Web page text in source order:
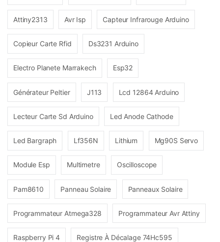
Attiny2313 Avr Isp Capteur Infrarouge Arduino
Copieur Carte Rfid Ds3231 Arduino
Electro Planete Marrakech Esp32
Générateur Peltier J113 Lcd 12864 Arduino
Lecteur Carte Sd Arduino Led Anode Cathode
Led Bargraph Lf356N Lithium Mg90S Servo
Module Esp Multimetre Oscilloscope
Pam8610 Panneau Solaire Panneaux Solaire
Programmateur Atmega328 Programmateur Avr Attiny
Raspberry Pi 4 Registre À Décalage 74Hc595